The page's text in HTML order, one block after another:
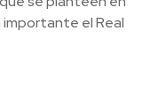
el Real